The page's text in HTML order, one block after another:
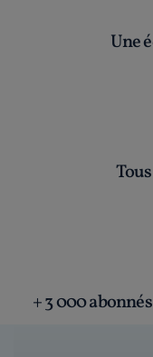
Une
+ 3 000